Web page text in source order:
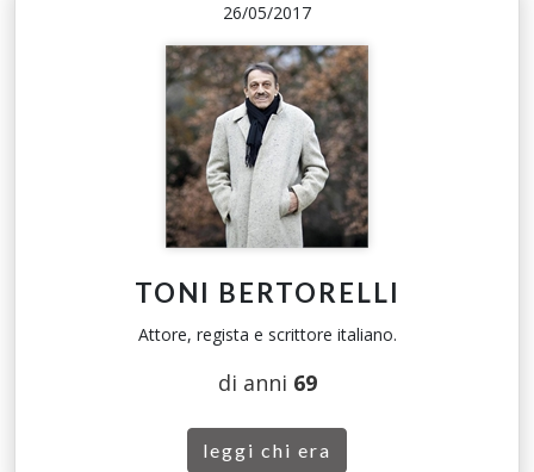
26/05/2017
TONI BERTORELLI
Attore, regista e scrittore italiano.
di anni 69
leggi chi era